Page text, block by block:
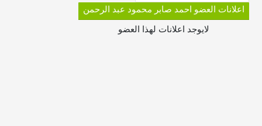
اعلانات العضو احمد صابر محمود عبد الرحمن
لايوجد اعلانات لهذا العضو